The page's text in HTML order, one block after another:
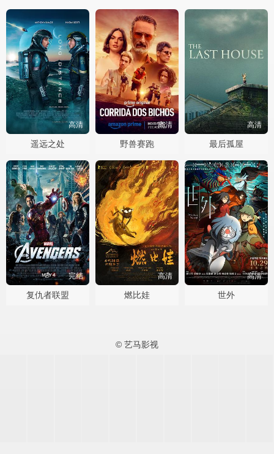
高清
遥远之处
高清
野兽赛跑
高清
最后孤屋
完结
复仇者联盟
高清
燃比娃
高清
世外
© 艺马影视